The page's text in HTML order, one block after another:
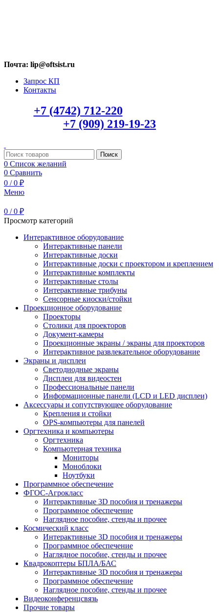
Почта: lip@oftsist.ru
Запрос КП
Контакты
+7 (4742) 712-220
+7 (909) 219-19-23
Поиск
0 Список желаний
0 Сравнить
0 / 0 ₽
Меню
0 / 0 ₽
Просмотр категорий
Интерактивное оборудование
Интерактивные панели
Интерактивные доски
Интерактивные доски с проектором и креплением
Интерактивные комплекты
Интерактивные столы
Интерактивные трибуны
Сенсорные киоски/стойки
Проекционное оборудование
Проекторы
Столики для проекторов
Документ-камеры
Проекционные экраны / экраны для проекторов
Интерактивное развлекательное оборудование
Экраны и дисплеи
Светодиодные экраны
Дисплеи для видеостен
Профессиональные панели
Информационные панели (LCD и LED дисплеи)
Аксессуары и сопутствующее оборудование
Крепления и стойки
OPS-компьютеры для панелей
Оргтехника и компьютеры
Оргтехника
Компьютерная техника
Мониторы
Моноблоки
Ноутбуки
Программное обеспечение
ФГОС-Агрокласс
Интерактивные 3D пособия и тренажеры
Программное обеспечение
Наглядное пособие, стенды и прочее
Космический класс
Интерактивные 3D пособия и тренажеры
Программное обеспечение
Наглядное пособие, стенды и прочее
Квадрокоптеры БПЛА/БАС
Интерактивные 3D пособия и тренажеры
Программное обеспечение
Наглядное пособие, стенды и прочее
Видеоконференцсвязь
Прочие товары